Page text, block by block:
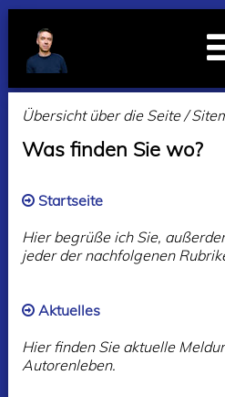
Übersicht über die Seite /
Was finden Sie wo?
Startseite
Hier begrüße ich Sie,
jeder der nachfolgenen
Aktuelles
Hier finden Sie aktuelle
Autorenleben.